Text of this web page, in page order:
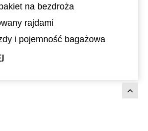
na bezdroża
rajdami
i pojemność bagażowa